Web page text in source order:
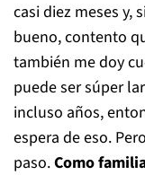
casi diez meses y,
bueno, contento
también me doy
puede ser súper
incluso años,
espera de eso.
paso.Como